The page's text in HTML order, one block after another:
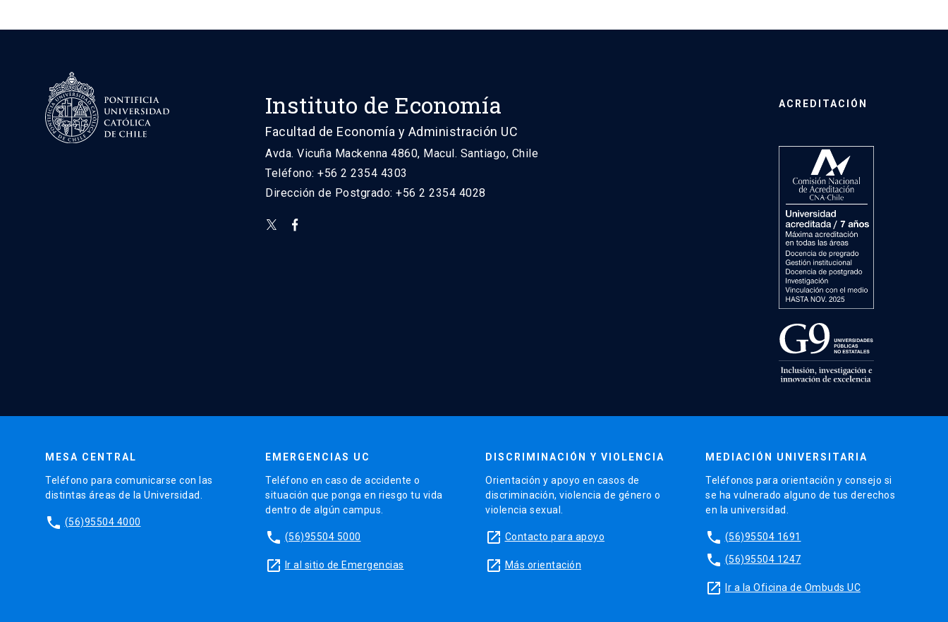
Instituto de Economía
Facultad de Economía y Administración UC
Avda. Vicuña Mackenna 4860, Macul. Santiago, Chile
Teléfono: +56 2 2354 4303
Dirección de Postgrado: +56 2 2354 4028
ACREDITACIÓN
MESA CENTRAL
Teléfono para comunicarse con las
distintas áreas de la Universidad.
phone (56)95504 4000
EMERGENCIAS UC
Teléfono en caso de accidente o
situación que ponga en riesgo tu vida
dentro de algún campus.
phone (56)95504 5000
launch Ir al sitio de Emergencias
DISCRIMINACIÓN Y VIOLENCIA
Orientación y apoyo en casos de
discriminación, violencia de género o
violencia sexual.
launch Contacto para apoyo
launch Más orientación
MEDIACIÓN UNIVERSITARIA
Teléfonos para orientación y consejo si
se ha vulnerado alguno de tus derechos
en la universidad.
phone (56)95504 1691
phone (56)95504 1247
launch Ir a la Oficina de Ombuds UC